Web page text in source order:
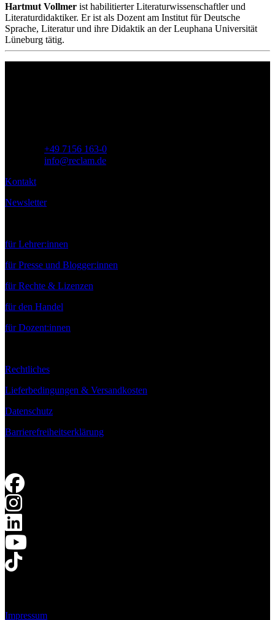
Hartmut Vollmer ist habilitierter Literaturwissenschaftler und
Literaturdidaktiker. Er ist als Dozent am Institut für Deutsche
Sprache, Literatur und ihre Didaktik an der Leuphana Universität
Lüneburg tätig.
+49 7156 163-0
info@reclam.de
Kontakt
Newsletter
für Lehrer:innen
für Presse und Blogger:innen
für Rechte & Lizenzen
für den Handel
für Dozent:innen
Rechtliches
Lieferbedingungen & Versandkosten
Datenschutz
Barrierefreiheitserklärung
Impressum